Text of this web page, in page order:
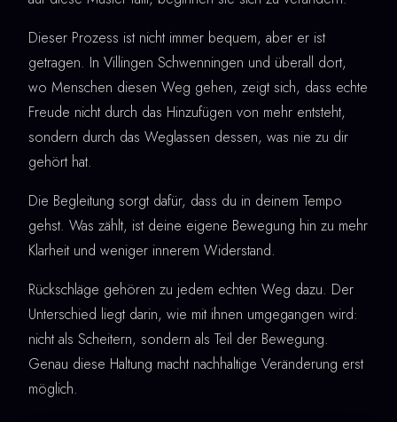
Dieser Prozess ist nicht immer bequem, aber er ist
getragen. In Villingen Schwenningen und überall dort,
wo Menschen diesen Weg gehen, zeigt sich, dass echte
Freude nicht durch das Hinzufügen von mehr entsteht,
sondern durch das Weglassen dessen, was nie zu dir
gehört hat.
Die Begleitung sorgt dafür, dass du in deinem Tempo
gehst. Was zählt, ist deine eigene Bewegung hin zu mehr
Klarheit und weniger innerem Widerstand.
Rückschläge gehören zu jedem echten Weg dazu. Der
Unterschied liegt darin, wie mit ihnen umgegangen wird:
nicht als Scheitern, sondern als Teil der Bewegung.
Genau diese Haltung macht nachhaltige Veränderung erst
möglich.